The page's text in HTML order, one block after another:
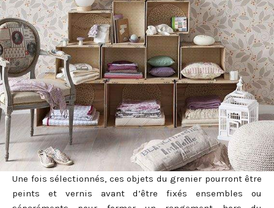
Une fois sélectionnés, ces objets du grenier pourront être
peints et vernis avant d’être fixés ensembles ou